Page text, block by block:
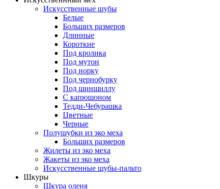
Искусственные шубы
Белые
Больших размеров
Длинные
Короткие
Под кролика
Под мутон
Под норку
Под чернобурку
Под шиншиллу
С капюшоном
Тедди-Чебурашка
Цветные
Черные
Полушубки из эко меха
Больших размеров
Жилеты из эко меха
Жакеты из эко меха
Искусственные шубы-пальто
Шкуры
Шкура оленя